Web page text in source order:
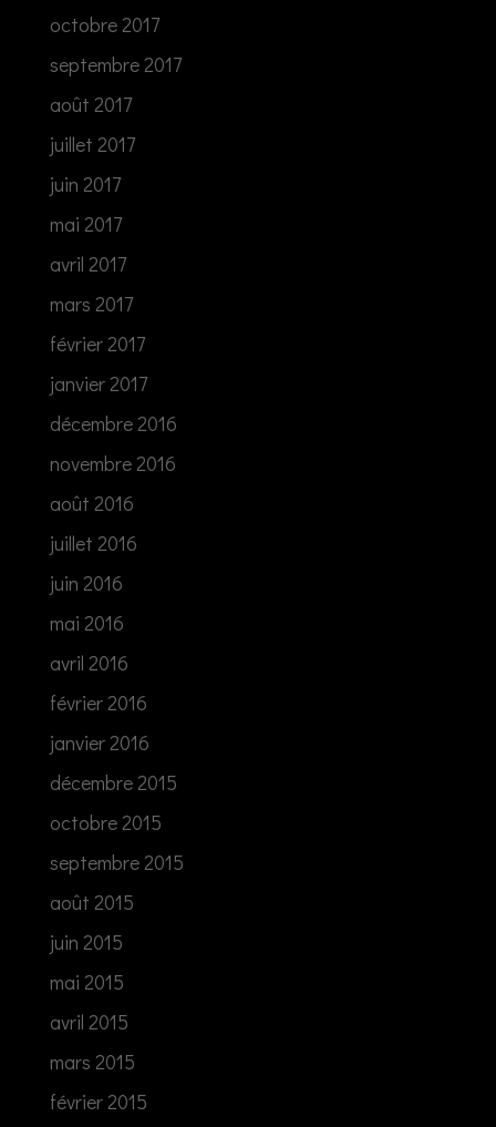
octobre 2017
septembre 2017
août 2017
juillet 2017
juin 2017
mai 2017
avril 2017
mars 2017
février 2017
janvier 2017
décembre 2016
novembre 2016
août 2016
juillet 2016
juin 2016
mai 2016
avril 2016
février 2016
janvier 2016
décembre 2015
octobre 2015
septembre 2015
août 2015
juin 2015
mai 2015
avril 2015
mars 2015
février 2015